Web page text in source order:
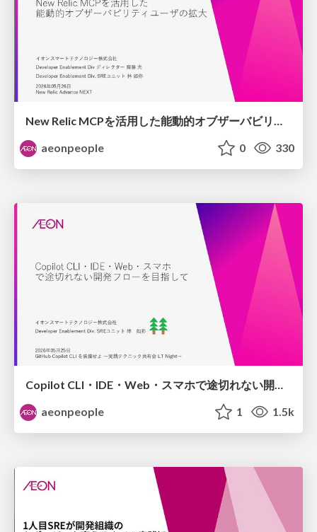
New Relic MCPを活用した能動的オブザーバビリティユーザの拡大 / Scaling Active Observability with New Relic MCP
aeonpeople
0 330
Copilot CLI・IDE・Web・スマホで途切れない開発フローを目指して / One Copilot flow - CLI IDE Web Mobile
aeonpeople
1 1.5k